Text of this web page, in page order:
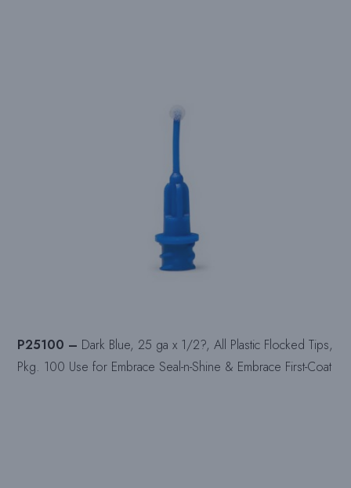
P25100 – Dark Blue, 25 ga x 1/2?, All Plastic Flocked Tips,
Pkg. 100 Use for Embrace Seal-n-Shine & Embrace First-Coat